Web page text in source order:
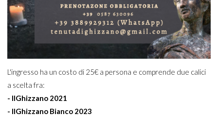
L'ingresso ha un costo di 25€ a persona e comprende due calici
a scelta fra:
- IlGhizzano 2021
- IlGhizzano Bianco 2023